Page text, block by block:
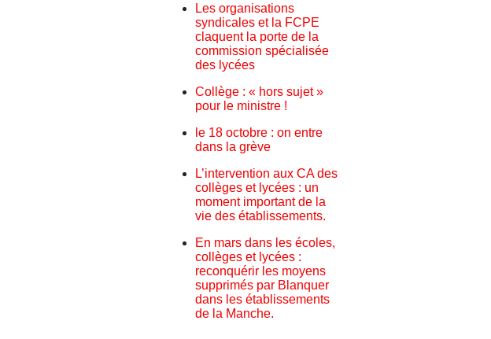
Les organisations
syndicales et la FCPE
claquent la porte de la
commission spécialisée
des lycées
Collège : « hors sujet »
pour le ministre !
le 18 octobre : on entre
dans la grève
L’intervention aux CA des
collèges et lycées : un
moment important de la
vie des établissements.
En mars dans les écoles,
collèges et lycées :
reconquérir les moyens
supprimés par Blanquer
dans les établissements
de la Manche.